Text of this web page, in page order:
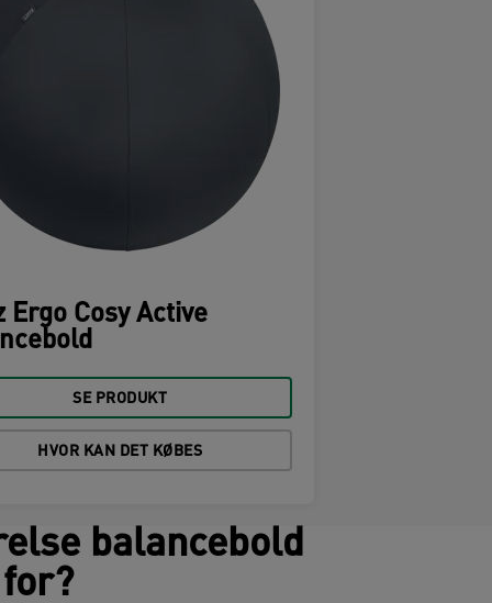
Ergo Cosy Active
SE PRODUKT
HVOR KAN DET KØBES
balancebold